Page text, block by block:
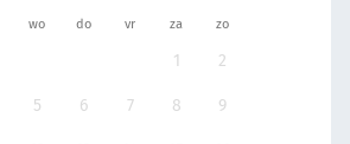
wo do vr za zo
1 2
5 6 7 8 9